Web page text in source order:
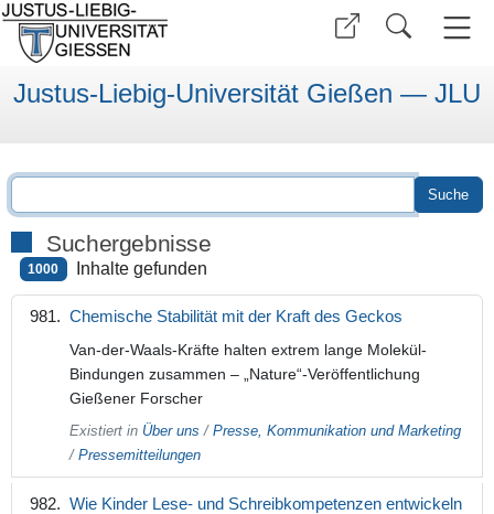
Justus-Liebig-Universität Gießen — JLU
Suchergebnisse
1000 Inhalte gefunden
Chemische Stabilität mit der Kraft des Geckos
Van-der-Waals-Kräfte halten extrem lange Molekül-
Bindungen zusammen – „Nature“-Veröffentlichung
Gießener Forscher
Existiert in Über uns / Presse, Kommunikation und Marketing
/ Pressemitteilungen
Wie Kinder Lese- und Schreibkompetenzen entwickeln